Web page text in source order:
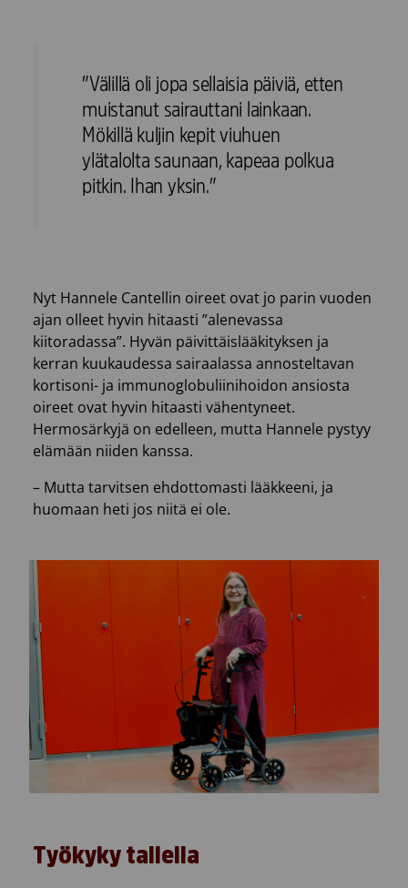
”Välillä oli jopa sellaisia päiviä, etten
muistanut sairauttani lainkaan.
Mökillä kuljin kepit viuhuen
ylätalolta saunaan, kapeaa polkua
pitkin. Ihan yksin.”
Nyt Hannele Cantellin oireet ovat jo parin vuoden
ajan olleet hyvin hitaasti ”alenevassa
kiitoradassa”. Hyvän päivittäislääkityksen ja
kerran kuukaudessa sairaalassa annosteltavan
kortisoni- ja immunoglobuliinihoidon ansiosta
oireet ovat hyvin hitaasti vähentyneet.
Hermosärkyjä on edelleen, mutta Hannele pystyy
elämään niiden kanssa.
– Mutta tarvitsen ehdottomasti lääkkeeni, ja
huomaan heti jos niitä ei ole.
Työkyky tallella